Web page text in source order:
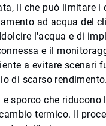
il che può limitare
ad acqua del
l'acqua e di
e il
a evitare scenari
di scarso rendimento.
sporco che
termico. Il